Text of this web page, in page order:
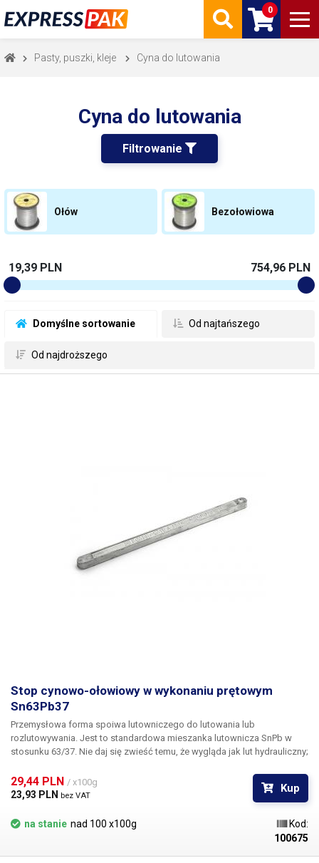
0
Pasty, puszki, kleje Cyna do lutowania
Cyna do lutowania
Filtrowanie
Ołów Bezołowiowa
Domyślne sortowanie Od najtańszego
Od najdroższego
19,39 PLN 754,96 PLN
Stop cynowo-ołowiowy w wykonaniu prętowym
Sn63Pb37
Przemysłowa forma spoiwa lutowniczego do lutowania lub
rozlutowywania. Jest to standardowa mieszanka lutownicza SnPb w
stosunku 63/37. Nie daj się zwieść temu, że wygląda jak lut hydrauliczny;
turbot w naszym asortymencie, z wyjątkiem oczywiście tego, że nie
zawiera topnika. Będzie idealna wszędzie tam, gdzie wymagane są
większe ilości cyny - na przykład do wypełnienia kąpieli cynowej.
29,44 PLN / x100g
23,93 PLN bez VAT
Kup
na stanie nad 100 x100g
Kod:
100675